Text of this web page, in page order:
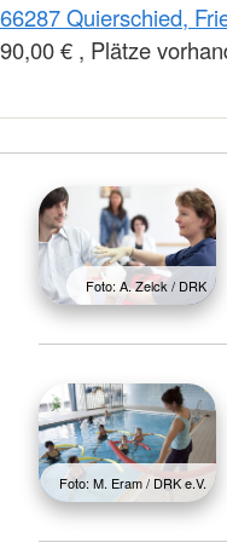
66287 Quierschied,
90,00 € , Plätze
Foto: A. Zelck / DRK
Foto: M. Eram / DRK e.V.